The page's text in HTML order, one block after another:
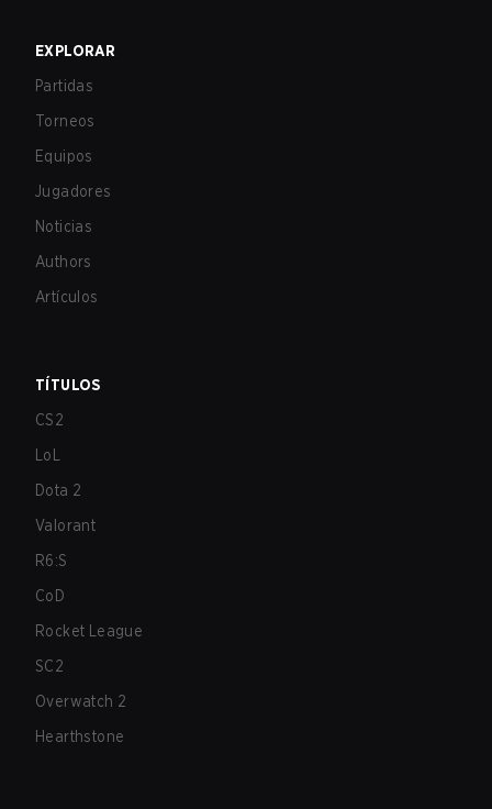
EXPLORAR
Partidas
Torneos
Equipos
Jugadores
Noticias
Authors
Artículos
TÍTULOS
CS2
LoL
Dota 2
Valorant
R6:S
CoD
Rocket League
SC2
Overwatch 2
Hearthstone